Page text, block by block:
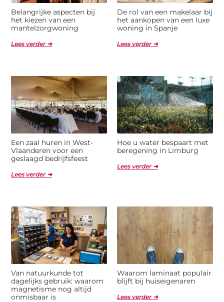
Belangrijke aspecten bij
het kiezen van een
mantelzorgwoning
Lees verder ➜
De rol van een makelaar bij
het aankopen van een luxe
woning in Spanje
Lees verder ➜
Een zaal huren in West-
Vlaanderen voor een
geslaagd bedrijfsfeest
Lees verder ➜
Hoe u water bespaart met
beregening in Limburg
Lees verder ➜
Van natuurkunde tot
dagelijks gebruik: waarom
magnetisme nog altijd
onmisbaar is
Waarom laminaat populair
blijft bij huiseigenaren
Lees verder ➜